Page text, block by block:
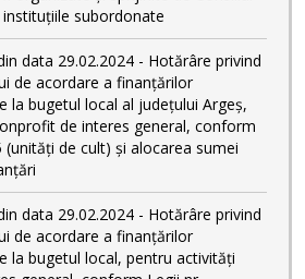
instituţiile subordonate
data 29.02.2024 - Hotărâre privind
de acordare a finanţărilor
la bugetul local al județului Argeș,
de interes general, conform
(unități de cult) și alocarea sumei
data 29.02.2024 - Hotărâre privind
de acordare a finanţărilor
la bugetul local, pentru activităţi